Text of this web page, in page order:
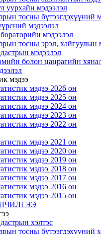
уурхайн мэдээлэл
тосны бүтээгдэхүүний
мэдээлэл
мэдээлэл
тосны эрэл, хайгуулын
мэдээлэл
болон цацрагийн
мэдээ
мэдээ 2026 он
мэдээ 2025 он
мэдээ 2024 он
мэдээ 2023 он
мэдээ 2022 он
мэдээ 2021 он
мэдээ 2020 он
мэдээ 2019 он
мэдээ 2018 он
мэдээ 2017 он
мэдээ 2016 он
мэдээ 2015 он
хэлтэс
тосны бүтээгдэхүүний